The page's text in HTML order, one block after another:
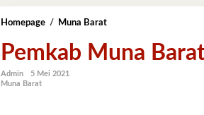
Homepage / Muna BaratPemkab
Barat
Siapkan
Pemkab Muna
Admin
5 Mei 2021
Muna Barat